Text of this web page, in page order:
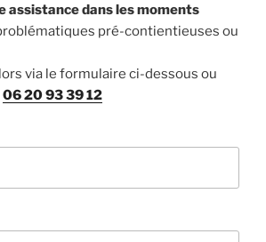
assistance dans les moments
pré-contientieuses ou
via le formulaire ci-dessous ou
06 20 93 39 12